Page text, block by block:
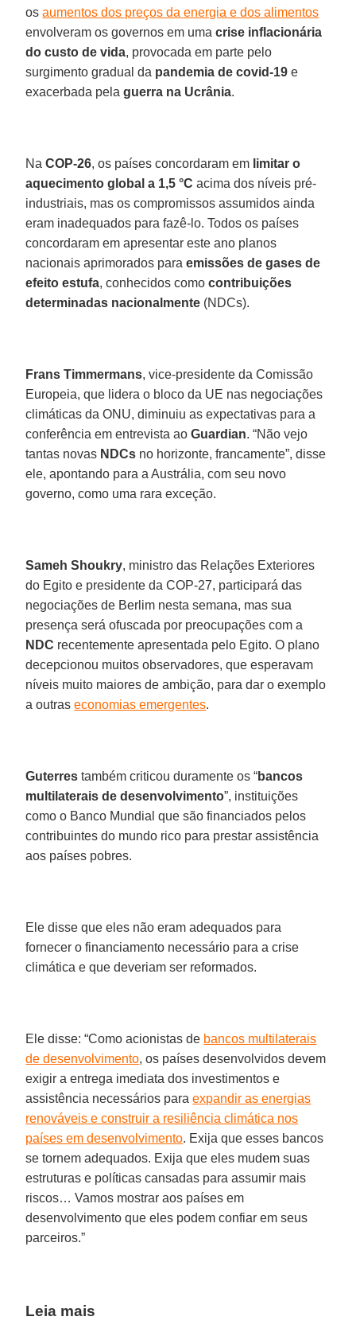
osaumentos dos preços da energia e dos alimentos
envolveram os governos em umacrise inflacionária
do custo de vida, provocada em parte pelo
surgimento gradual da pandemia de covid-19 e
exacerbada pelaguerra na Ucrânia.
NaCOP-26, os países concordaram em limitar o
aquecimento global a 1,5 °C acima dos níveis pré-
industriais, mas os compromissos assumidos ainda
eram inadequados para fazê-lo. Todos os países
concordaram em apresentar este ano planos
nacionais aprimorados paraemissões de gases de
efeito estufa, conhecidos comocontribuições
determinadas nacionalmente (NDCs).
Frans Timmermans, vice-presidente da Comissão
Europeia, que lidera o bloco da UE nas negociações
climáticas da ONU, diminuiu as expectativas para a
conferência em entrevista aoGuardian. “Não vejo
tantas novas NDCs no horizonte, francamente”, disse
ele, apontando para a Austrália, com seu novo
governo, como uma rara exceção.
Sameh Shoukry, ministro das Relações Exteriores
do Egito e presidente da COP-27, participará das
negociações de Berlim nesta semana, mas sua
presença será ofuscada por preocupações com a
NDC recentemente apresentada pelo Egito. O plano
decepcionou muitos observadores, que esperavam
níveis muito maiores de ambição, para dar o exemplo
a outraseconomias emergentes.
Guterres também criticou duramente os “bancos
multilaterais de desenvolvimento”, instituições
como o Banco Mundial que são financiados pelos
contribuintes do mundo rico para prestar assistência
aos países pobres.
Ele disse que eles não eram adequados para
fornecer o financiamento necessário para a crise
climática e que deveriam ser reformados.
Ele disse: “Como acionistas de bancos multilaterais
de desenvolvimento, os países desenvolvidos devem
exigir a entrega imediata dos investimentos e
assistência necessários paraexpandir as energias
renováveis e construir a resiliência climática nos
países em desenvolvimento. Exija que esses bancos
se tornem adequados. Exija que eles mudem suas
estruturas e políticas cansadas para assumir mais
riscos… Vamos mostrar aos países em
desenvolvimento que eles podem confiar em seus
parceiros.”
Leia mais